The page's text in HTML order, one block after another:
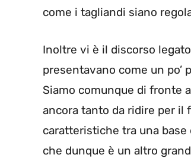
come i tagliandi siano
Inoltre vi è il discorso
presentavano come un po’
Siamo comunque di fronte
ancora tanto da ridire per il
caratteristiche tra una
che dunque è un altro